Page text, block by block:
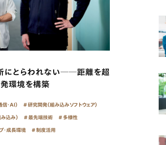
にとらわれない──距離を超
環境を構築
信・AI） 研究開発（組み込みソフトウェア）
み込み） 最先端技術 多様性
・成長環境 制度活用